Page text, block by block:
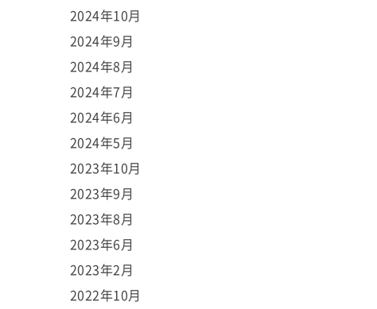
2024年10月
2024年9月
2024年8月
2024年7月
2024年6月
2024年5月
2023年10月
2023年9月
2023年8月
2023年6月
2023年2月
2022年10月